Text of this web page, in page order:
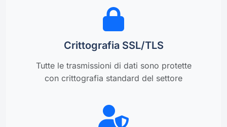
Crittografia SSL/TLS
Tutte le trasmissioni di dati sono protette
con crittografia standard del settore